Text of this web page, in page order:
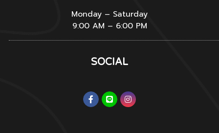
Monday – Saturday
9:00 AM – 6:00 PM
SOCIAL